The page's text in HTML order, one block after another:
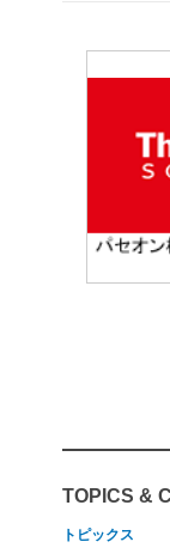
TOPICS &
トピックス